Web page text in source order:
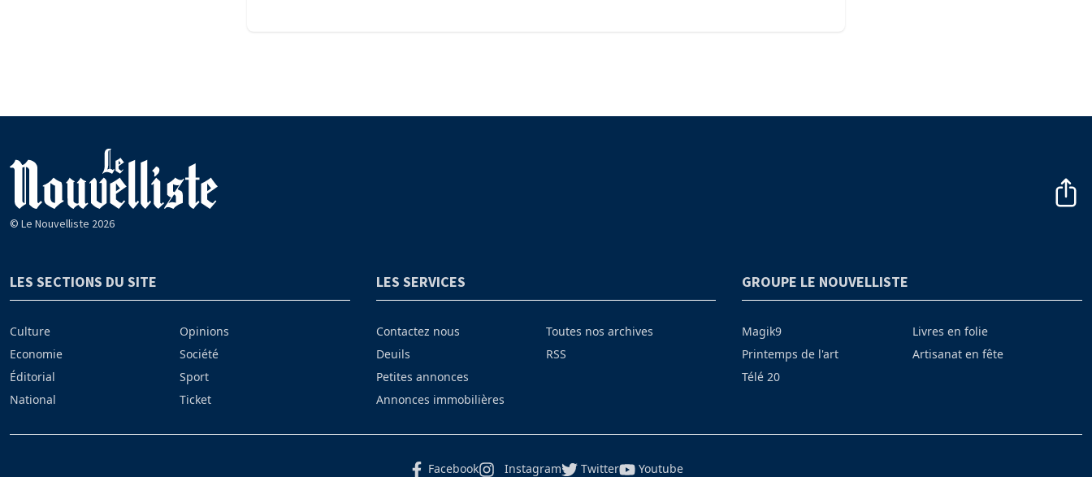
© Le Nouvelliste 2026
LES SECTIONS DU SITE
Culture
Economie
Éditorial
National
Opinions
Société
Sport
Ticket
LES SERVICES
Contactez nous
Deuils
Petites annonces
Annonces immobilières
Toutes nos archives
RSS
GROUPE LE NOUVELLISTE
Magik9
Printemps de l'art
Télé 20
Livres en folie
Artisanat en fête
Facebook Instagram Twitter Youtube